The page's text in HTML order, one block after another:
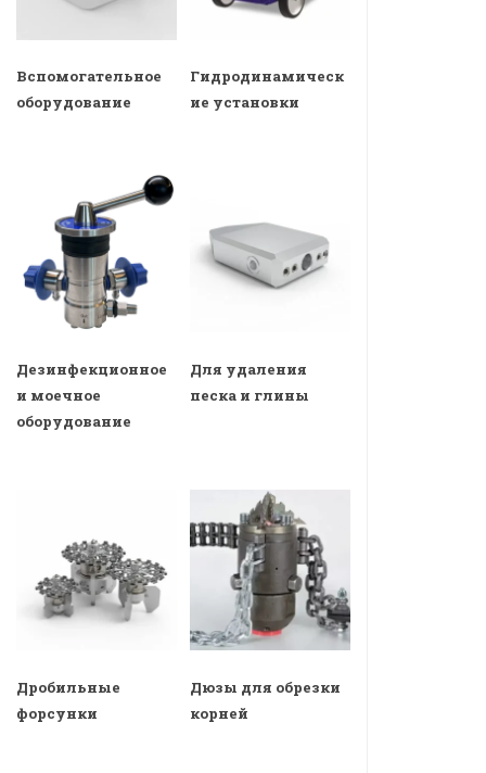
Вспомогательное
оборудование
Гидродинамическ
ие установки
Дезинфекционное
и моечное
оборудование
Для удаления
песка и глины
Дробильные
форсунки
Дюзы для обрезки
корней